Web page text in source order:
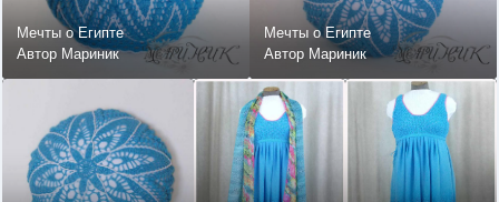
Мечты о Египте
Автор Мариник
Мечты о Египте
Автор Мариник